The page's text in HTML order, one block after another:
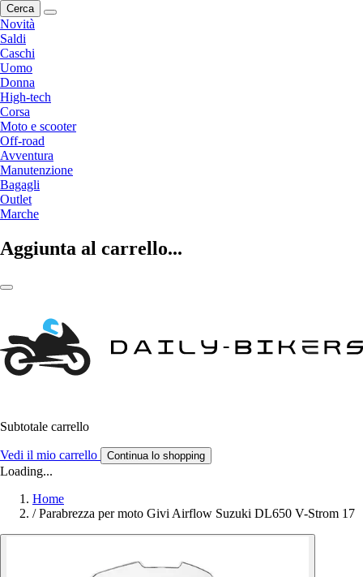
Cerca
Novità
Saldi
Caschi
Uomo
Donna
High-tech
Corsa
Moto e scooter
Off-road
Avventura
Manutenzione
Bagagli
Outlet
Marche
Aggiunta al carrello...
Subtotale carrello
Vedi il mio carrello Continua lo shopping
Loading...
Home
/ Parabrezza per moto Givi Airflow Suzuki DL650 V-Strom 17